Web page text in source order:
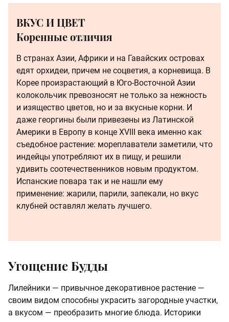
ВКУС И ЦВЕТ
Коренные отличия
В странах Азии, Африки и на Гавайских островах
едят орхидеи, причем не соцветия, а корневища. В
Корее произрастающий в Юго-Восточной Азии
колокольчик превозносят не только за нежность
и изящество цветов, но и за вкусные корни. И
даже георгины были привезены из Латинской
Америки в Европу в конце XVIII века именно как
съедобное растение: мореплаватели заметили, что
индейцы употребляют их в пищу, и решили
удивить соотечественников новым продуктом.
Испанские повара так и не нашли ему
применение: жарили, парили, запекали, но вкус
клубней оставлял желать лучшего.
Угощение Будды
Лилейники — привычное декоративное растение —
своим видом способны украсить загородные участки,
а вкусом — преобразить многие блюда. Историки